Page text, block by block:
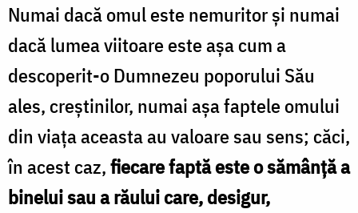
Numai dacă omul este nemuritor și numai
dacă lumea viitoare este așa cum a
descoperit-o Dumnezeu poporului Său
ales, creștinilor, numai așa faptele omului
din viața aceasta au valoare sau sens; căci,
în acest caz,fiecare faptă este o sămân­ță a
binelui sau a răului care, desigur,